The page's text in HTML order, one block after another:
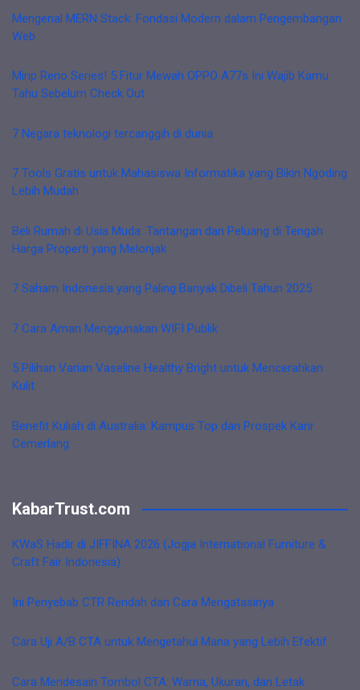
Mengenal MERN Stack: Fondasi Modern dalam Pengembangan
Web
Mirip Reno Series! 5 Fitur Mewah OPPO A77s Ini Wajib Kamu
Tahu Sebelum Check Out
7 Negara teknologi tercanggih di dunia
7 Tools Gratis untuk Mahasiswa Informatika yang Bikin Ngoding
Lebih Mudah
Beli Rumah di Usia Muda: Tantangan dan Peluang di Tengah
Harga Properti yang Melonjak
7 Saham Indonesia yang Paling Banyak Dibeli Tahun 2025
7 Cara Aman Menggunakan WIFI Publik
5 Pilihan Varian Vaseline Healthy Bright untuk Mencerahkan
Kulit
Benefit Kuliah di Australia: Kampus Top dan Prospek Karir
Cemerlang
KabarTrust.com
KWaS Hadir di JIFFINA 2026 (Jogja International Furniture &
Craft Fair Indonesia)
Ini Penyebab CTR Rendah dan Cara Mengatasinya
Cara Uji A/B CTA untuk Mengetahui Mana yang Lebih Efektif
Cara Mendesain Tombol CTA: Warna, Ukuran, dan Letak